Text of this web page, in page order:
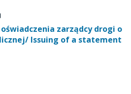
zarządcy drogi o
Issuing of a statement